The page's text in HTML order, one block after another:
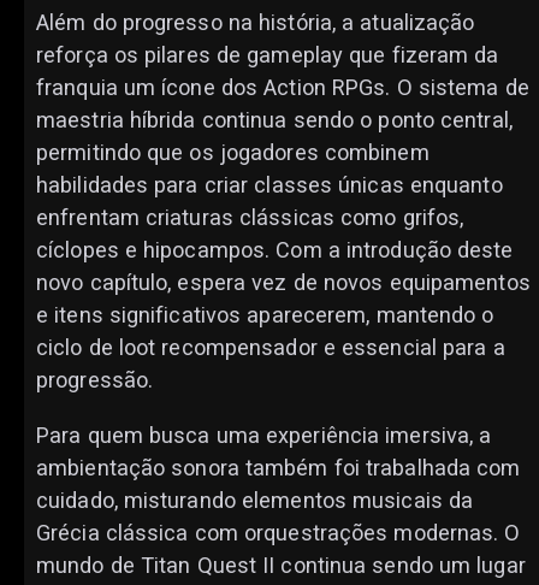
Além do progresso na história, a atualização
reforça os pilares de gameplay que fizeram da
franquia um ícone dos Action RPGs. O sistema de
maestria híbrida continua sendo o ponto central,
permitindo que os jogadores combinem
habilidades para criar classes únicas enquanto
enfrentam criaturas clássicas como grifos,
cíclopes e hipocampos. Com a introdução deste
novo capítulo, espera vez de novos equipamentos
e itens significativos aparecerem, mantendo o
ciclo de loot recompensador e essencial para a
progressão.
Para quem busca uma experiência imersiva, a
ambientação sonora também foi trabalhada com
cuidado, misturando elementos musicais da
Grécia clássica com orquestrações modernas. O
mundo de Titan Quest II continua sendo um lugar